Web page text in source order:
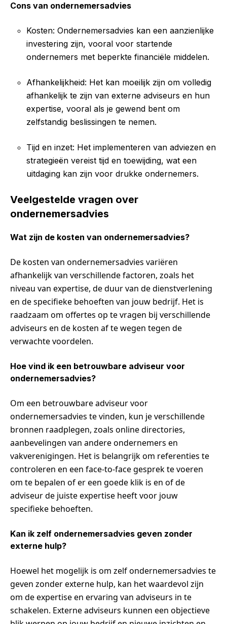
Cons van ondernemersadvies
Kosten: Ondernemersadvies kan een aanzienlijke
investering zijn, vooral voor startende
ondernemers met beperkte financiële middelen.
Afhankelijkheid: Het kan moeilijk zijn om volledig
afhankelijk te zijn van externe adviseurs en hun
expertise, vooral als je gewend bent om
zelfstandig beslissingen te nemen.
Tijd en inzet: Het implementeren van adviezen en
strategieën vereist tijd en toewijding, wat een
uitdaging kan zijn voor drukke ondernemers.
Veelgestelde vragen over
ondernemersadvies
Wat zijn de kosten van ondernemersadvies?
De kosten van ondernemersadvies variëren
afhankelijk van verschillende factoren, zoals het
niveau van expertise, de duur van de dienstverlening
en de specifieke behoeften van jouw bedrijf. Het is
raadzaam om offertes op te vragen bij verschillende
adviseurs en de kosten af te wegen tegen de
verwachte voordelen.
Hoe vind ik een betrouwbare adviseur voor
ondernemersadvies?
Om een betrouwbare adviseur voor
ondernemersadvies te vinden, kun je verschillende
bronnen raadplegen, zoals online directories,
aanbevelingen van andere ondernemers en
vakverenigingen. Het is belangrijk om referenties te
controleren en een face-to-face gesprek te voeren
om te bepalen of er een goede klik is en of de
adviseur de juiste expertise heeft voor jouw
specifieke behoeften.
Kan ik zelf ondernemersadvies geven zonder
externe hulp?
Hoewel het mogelijk is om zelf ondernemersadvies te
geven zonder externe hulp, kan het waardevol zijn
om de expertise en ervaring van adviseurs in te
schakelen. Externe adviseurs kunnen een objectieve